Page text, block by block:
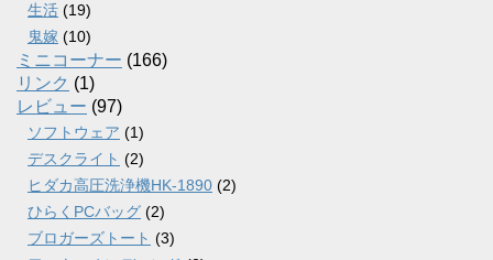
生活 (19)
鬼嫁 (10)
ミニコーナー (166)
リンク (1)
レビュー (97)
ソフトウェア (1)
デスクライト (2)
ヒダカ高圧洗浄機HK-1890 (2)
ひらくPCバッグ (2)
ブロガーズトート (3)